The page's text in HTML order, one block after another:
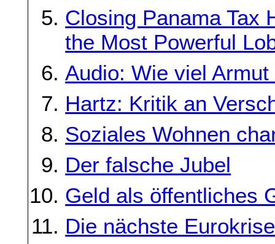
Closing Panama Tax
the Most Powerful
Audio: Wie viel
Hartz: Kritik an
Soziales Wohnen
Der falsche Jubel
Geld als öffentliches
Die nächste Eurokrise